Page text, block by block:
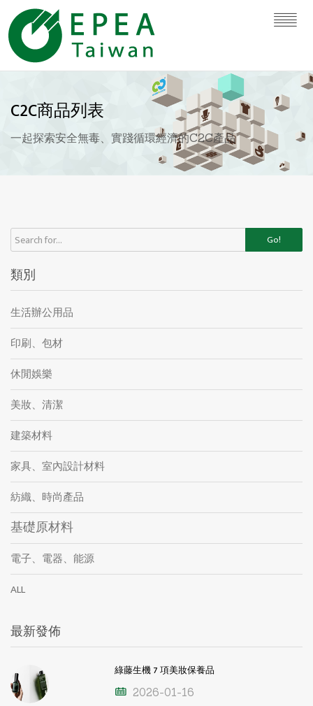
C2C商品列表
一起探索安全無毒、實踐循環經濟的C2C產品
Go!
類別
生活辦公用品
印刷、包材
休閒娛樂
美妝、清潔
建築材料
家具、室內設計材料
紡織、時尚產品
基礎原材料
電子、電器、能源
ALL
最新發佈
綠藤生機 7 項美妝保養品
2026-01-16